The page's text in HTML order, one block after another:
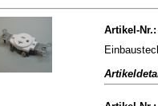
Artikel-Nr.: